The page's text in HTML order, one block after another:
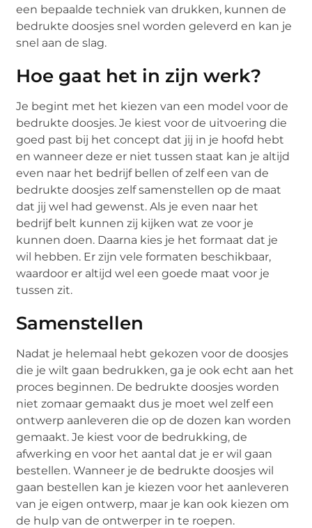
een bepaalde techniek van drukken, kunnen de
bedrukte doosjes snel worden geleverd en kan je
snel aan de slag.
Hoe gaat het in zijn werk?
Je begint met het kiezen van een model voor de
bedrukte doosjes. Je kiest voor de uitvoering die
goed past bij het concept dat jij in je hoofd hebt
en wanneer deze er niet tussen staat kan je altijd
even naar het bedrijf bellen of zelf een van de
bedrukte doosjes zelf samenstellen op de maat
dat jij wel had gewenst. Als je even naar het
bedrijf belt kunnen zij kijken wat ze voor je
kunnen doen. Daarna kies je het formaat dat je
wil hebben. Er zijn vele formaten beschikbaar,
waardoor er altijd wel een goede maat voor je
tussen zit.
Samenstellen
Nadat je helemaal hebt gekozen voor de doosjes
die je wilt gaan bedrukken, ga je ook echt aan het
proces beginnen. De bedrukte doosjes worden
niet zomaar gemaakt dus je moet wel zelf een
ontwerp aanleveren die op de dozen kan worden
gemaakt. Je kiest voor de bedrukking, de
afwerking en voor het aantal dat je er wil gaan
bestellen. Wanneer je de bedrukte doosjes wil
gaan bestellen kan je kiezen voor het aanleveren
van je eigen ontwerp, maar je kan ook kiezen om
de hulp van de ontwerper in te roepen.